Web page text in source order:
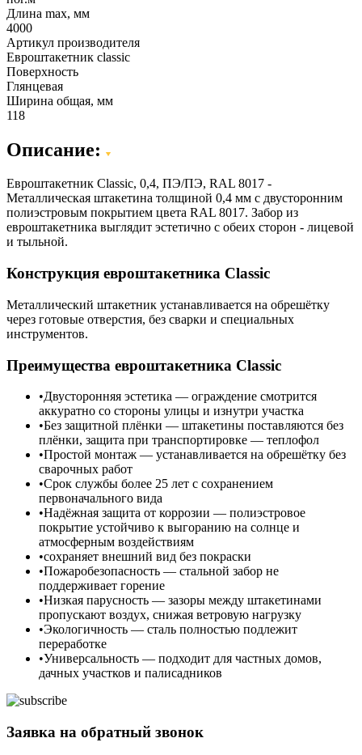
Длина max, мм
4000
Артикул производителя
Евроштакетник classic
Поверхность
Глянцевая
Ширина общая, мм
118
Описание:
Евроштакетник Classic, 0,4, ПЭ/ПЭ, RAL 8017 -
Металлическая штакетина толщиной 0,4 мм с двусторонним
полиэстровым покрытием цвета RAL 8017. Забор из
евроштакетника выглядит эстетично с обеих сторон - лицевой
и тыльной.
Конструкция евроштакетника Classic
Металлический штакетник устанавливается на обрешётку
через готовые отверстия, без сварки и специальных
инструментов.
Преимущества евроштакетника Classic
Двусторонняя эстетика — ограждение смотрится
аккуратно со стороны улицы и изнутри участка
Без защитной плёнки — штакетины поставляются без
плёнки, защита при транспортировке — теплофол
Простой монтаж — устанавливается на обрешётку без
сварочных работ
Срок службы более 25 лет с сохранением
первоначального вида
Надёжная защита от коррозии — полиэстровое
покрытие устойчиво к выгоранию на солнце и
атмосферным воздействиям
сохраняет внешний вид без покраски
Пожаробезопасность — стальной забор не
поддерживает горение
Низкая парусность — зазоры между штакетинами
пропускают воздух, снижая ветровую нагрузку
Экологичность — сталь полностью подлежит
переработке
Универсальность — подходит для частных домов,
дачных участков и палисадников
Заявка на обратный звонок